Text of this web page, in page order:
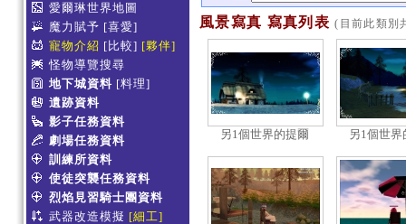
愛爾琳世界地圖
魔力賦予 [喜愛]
寵物介紹 [比較] [夥伴]
怪物導覽搜尋
地下城資料 [料理]
遺跡資料
影子任務資料
劇場任務資料
訓練所資料
使徒突襲任務資料
烈焰見習騎士團資料
武器改造模擬 [細工]
風景寫真 寫真列表(目前此類別
另1個世界的提爾 另1個世界